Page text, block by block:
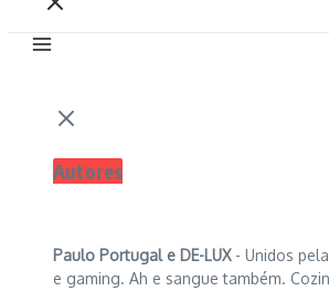
Autores
Paulo Portugal e DE-LUX - Unidos
e gaming. Ah e sangue também.